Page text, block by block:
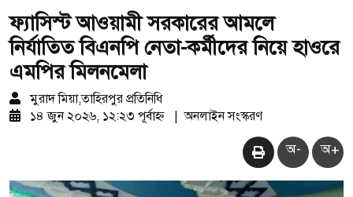
ফ্যাসিস্ট আওয়ামী সরকারের আমলে
নির্যাতিত বিএনপি নেতা-কর্মীদের নিয়ে হাওরে
এমপির মিলনমেলা
মুরাদ মিয়া,তাহিরপুর প্রতিনিধি
১৪ জুন ২০২৬, ১২:২৩ পূর্বাহ্ন
অনলাইন সংস্করণ
অ- অ+